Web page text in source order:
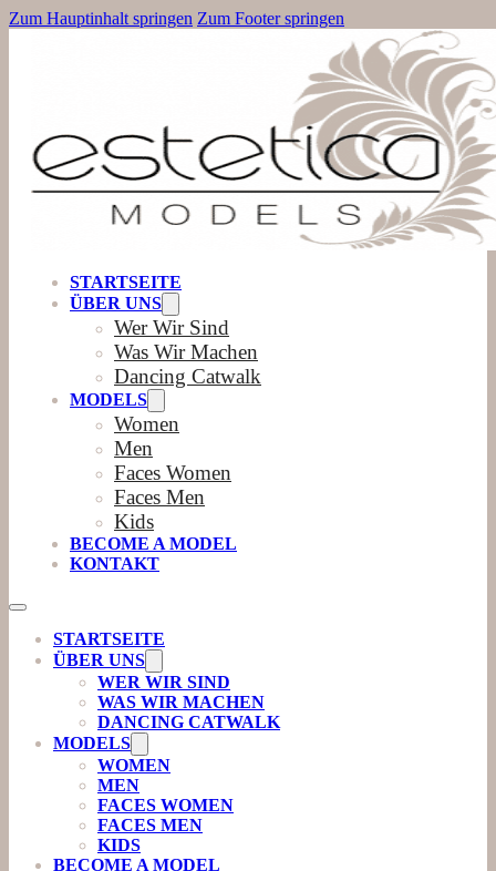
Zum Hauptinhalt springen Zum Footer springen
STARTSEITE
ÜBER UNS
Wer Wir Sind
Was Wir Machen
Dancing Catwalk
MODELS
Women
Men
Faces Women
Faces Men
Kids
BECOME A MODEL
KONTAKT
STARTSEITE
ÜBER UNS
WER WIR SIND
WAS WIR MACHEN
DANCING CATWALK
MODELS
WOMEN
MEN
FACES WOMEN
FACES MEN
KIDS
BECOME A MODEL